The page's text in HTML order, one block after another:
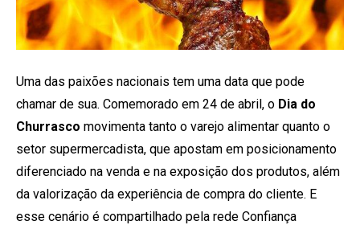
Uma das paixões nacionais tem uma data que pode
chamar de sua. Comemorado em 24 de abril, o Dia do
Churrasco movimenta tanto o varejo alimentar quanto o
setor supermercadista, que apostam em posicionamento
diferenciado na venda e na exposição dos produtos, além
da valorização da experiência de compra do cliente. E
esse cenário é compartilhado pela rede Confiança